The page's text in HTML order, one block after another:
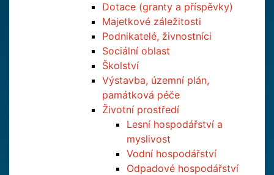
Dotace (granty a příspěvky)
Majetkové záležitosti
Podnikatelé, živnostníci
Sociální oblast
Školství
Výstavba, územní plán,
památková péče
Životní prostředí
Lesní hospodářství a
myslivost
Vodní hospodářství
Odpadové hospodářství